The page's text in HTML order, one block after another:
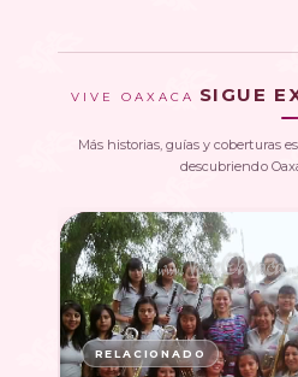
VIVE OAXACA SIGUE
Más historias, guías y coberturas
descubriendo